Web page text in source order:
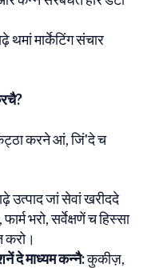
थमां मार्केटिंग संचार
करने आं, जिं'दे च
उत्पाद जां सेवां खरीददे
भरो, सर्वेक्षणें च हिस्सा
करो।
दे माध्यम कन्नै:कुकीज़,